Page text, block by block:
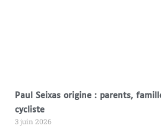
Paul Seixas origine : parents,
cycliste
3 juin 2026